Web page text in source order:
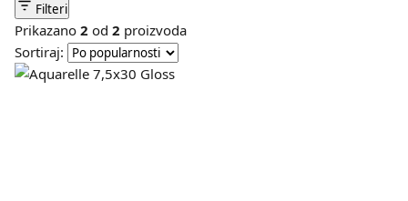
Filteri
Prikazano 2 od 2 proizvoda
Sortiraj: